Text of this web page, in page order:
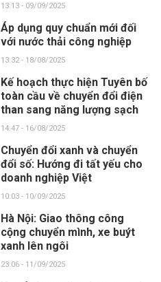
13:13 - 09/09/2025
Áp dụng quy chuẩn mới đối
với nước thải công nghiệp
13:32 - 18/08/2025
Kế hoạch thực hiện Tuyên bố
toàn cầu về chuyển đổi điện
than sang năng lượng sạch
14:47 - 16/08/2025
Chuyển đổi xanh và chuyển
đổi số: Hướng đi tất yếu cho
doanh nghiệp Việt
10:03 - 10/09/2025
Hà Nội: Giao thông công
cộng chuyển mình, xe buýt
xanh lên ngôi
23:06 - 11/09/2025